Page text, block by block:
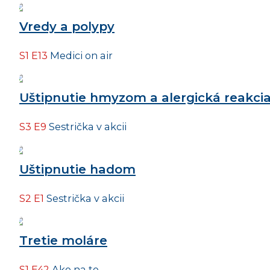
Vredy a polypy
S1 E13 Medici on air
Uštipnutie hmyzom a alergická
S3 E9 Sestrička v akcii
Uštipnutie hadom
S2 E1 Sestrička v akcii
Tretie moláre